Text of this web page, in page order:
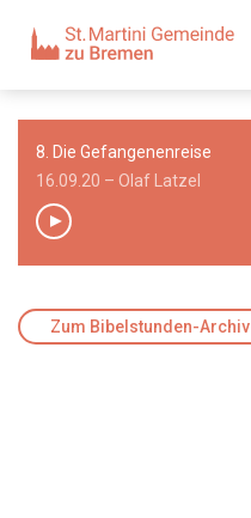
Kalender
Kontakt
Adresse
Team
8. Die Gefangenenreise
16.09.20 – Olaf Latzel
Zum Bibelstunden-Archiv